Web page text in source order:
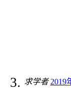
求学者 2019